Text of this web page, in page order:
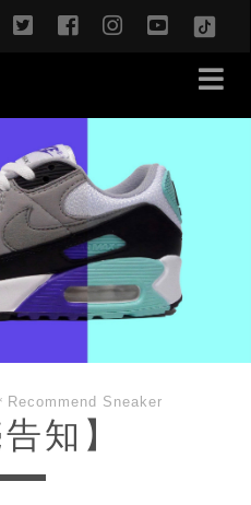
twitterfacebookinstagram
Recommend Sneaker
知】